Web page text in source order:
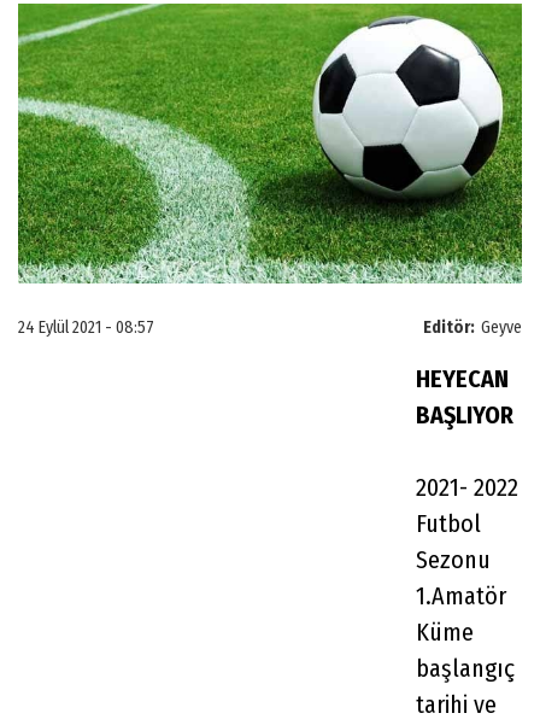
Editör: Geyve
24 Eylül 2021 - 08:57
HEYECAN
BAŞLIYOR
2021- 2022
Futbol
Sezonu
1.Amatör
Küme
başlangıç
tarihi ve